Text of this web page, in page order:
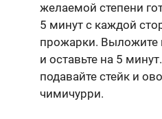
желаемой степени
5 минут с каждой
прожарки. Выложите
и оставьте на 5
подавайте стейк и
чимичурри.